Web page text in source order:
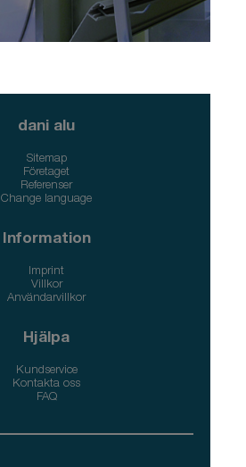
dani alu
Sitemap
Företaget
Referenser
Change language
Information
Imprint
Villkor
Användarvillkor
Hjälpa
Kundservice
Kontakta oss
FAQ